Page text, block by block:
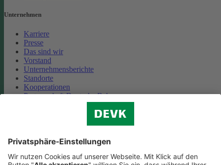
Unternehmen
Karriere
Presse
Das sind wir
Vorstand
Unternehmensberichte
Standorte
Kooperationen
Partnerschaft Deutsche Bahn